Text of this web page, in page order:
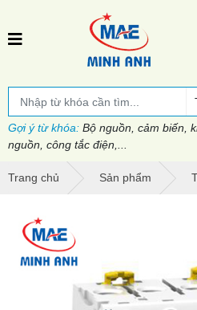
Gợi ý từ khóa: Bộ nguồn, cảm biến,
nguồn, công tắc điện,...
Trang chủ Sản phẩm